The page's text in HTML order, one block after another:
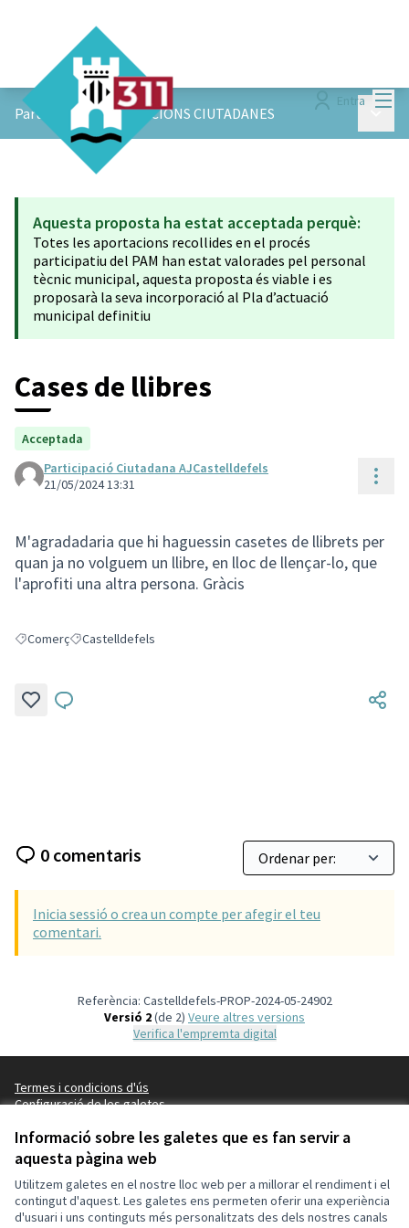
Informació sobre les galetes que es fan servir a
aquesta pàgina web
Utilitzem galetes en el nostre lloc web per a millorar el rendiment i el
contingut d'aquest. Les galetes ens permeten oferir una experiència
d'usuari i uns continguts més personalitzats des dels nostres canals
Entra
ParticiPAM! /APORTACIONS CIUTADANES
Aquesta proposta ha estat acceptada perquè:
Totes les aportacions recollides en el procés
participatiu del PAM han estat valorades pel personal
tècnic municipal, aquesta proposta és viable i es
proposarà la seva incorporació al Pla d’actuació
municipal definitiu
Cases de llibres
Acceptada
Participació Ciutadana AJCastelldefels
21/05/2024 13:31
M'agradadaria que hi haguessin casetes de llibrets per
quan ja no volguem un llibre, en lloc de llençar-lo, que
l'aprofiti una altra persona. Gràcis
Resultats en filtrar per: Comerç
ComerçResultats en filtrar per: Castelldefels
Castelldefels
0 comentaris
Inicia sessió o crea un compte per afegir el teu
comentari.
Referència: Castelldefels-PROP-2024-05-24902
Versió 2(de 2)
veure altres versions
Verifica l'empremta digital
Termes i condicions d'ús
Configuració de les galetes
(Enllaç extern)
(Enllaç extern)
(Enllaç extern)
(Enllaç extern)
Català
Triar la llenguaElegir el idioma